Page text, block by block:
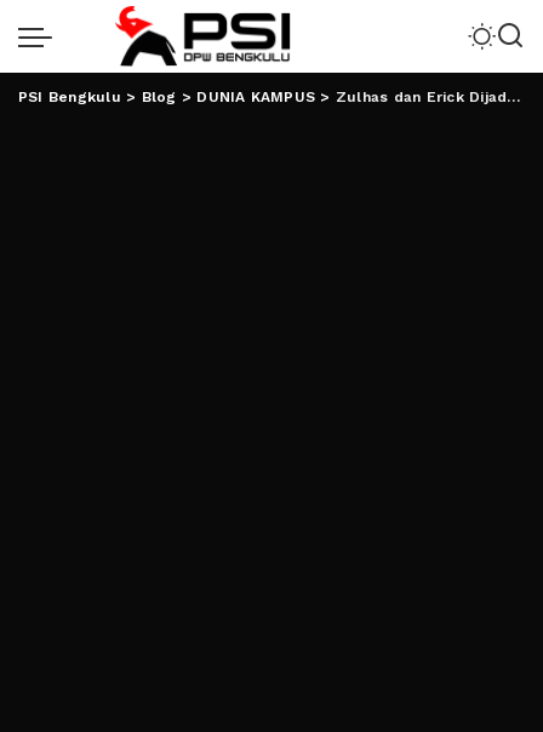
PSI Bengkulu > Blog > DUNIA KAMPUS > Zulhas dan Erick Dijadwalkan Isi Kuliah Umum, Bawaslu Tetap Awasi